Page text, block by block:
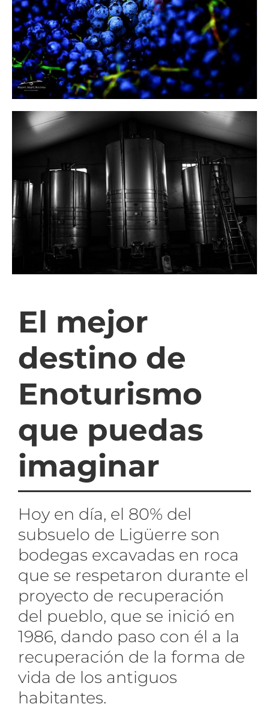
El mejor
destino de
Enoturismo
que puedas
imaginar
Hoy en día, el 80% del
subsuelo de Ligüerre son
bodegas excavadas en roca
que se respetaron durante el
proyecto de recuperación
del pueblo, que se inició en
1986, dando paso con él a la
recuperación de la forma de
vida de los antiguos
habitantes.